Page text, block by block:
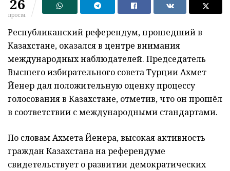
26
просм.
Республиканский референдум, прошедший в
Казахстане, оказался в центре внимания
международных наблюдателей. Председатель
Высшего избирательного совета Турции Ахмет
Йенер дал положительную оценку процессу
голосования в Казахстане, отметив, что он прошёл
в соответствии с международными стандартами.
По словам Ахмета Йенера, высокая активность
граждан Казахстана на референдуме
свидетельствует о развитии демократических